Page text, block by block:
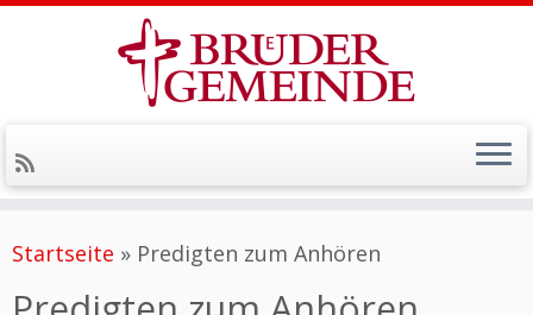
Inhalt
Startseite » Predigten zum Anhören